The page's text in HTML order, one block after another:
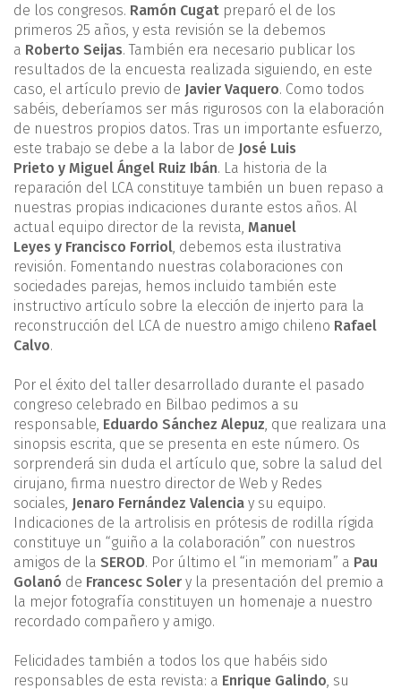
de los congresos. Ramón Cugat preparó el de los
primeros 25 años, y esta revisión se la debemos
a Roberto Seijas. También era necesario publicar los
resultados de la encuesta realizada siguiendo, en este
caso, el artículo previo de Javier Vaquero. Como todos
sabéis, deberíamos ser más rigurosos con la elaboración
de nuestros propios datos. Tras un importante esfuerzo,
este trabajo se debe a la labor de José Luis
Prieto y Miguel Ángel Ruiz Ibán. La historia de la
reparación del LCA constituye también un buen repaso a
nuestras propias indicaciones durante estos años. Al
actual equipo director de la revista, Manuel
Leyes y Francisco Forriol, debemos esta ilustrativa
revisión. Fomentando nuestras colaboraciones con
sociedades parejas, hemos incluido también este
instructivo artículo sobre la elección de injerto para la
reconstrucción del LCA de nuestro amigo chileno Rafael
Calvo.
Por el éxito del taller desarrollado durante el pasado
congreso celebrado en Bilbao pedimos a su
responsable, Eduardo Sánchez Alepuz, que realizara una
sinopsis escrita, que se presenta en este número. Os
sorprenderá sin duda el artículo que, sobre la salud del
cirujano, firma nuestro director de Web y Redes
sociales, Jenaro Fernández Valencia y su equipo.
Indicaciones de la artrolisis en prótesis de rodilla rígida
constituye un “guiño a la colaboración” con nuestros
amigos de la SEROD. Por último el “in memoriam” a Pau
Golanó de Francesc Soler y la presentación del premio a
la mejor fotografía constituyen un homenaje a nuestro
recordado compañero y amigo.
Felicidades también a todos los que habéis sido
responsables de esta revista: a Enrique Galindo, su